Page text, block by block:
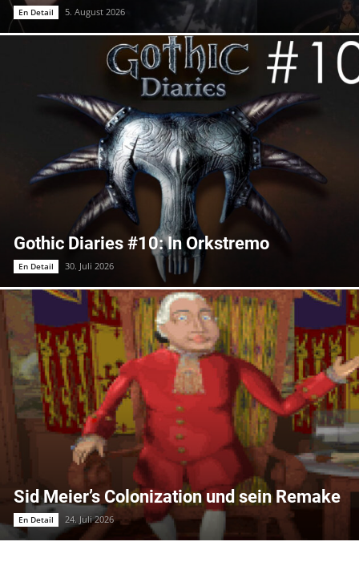
En Detail 5. August 2026
Gothic Diaries #10: In Orkstremo
En Detail 30. Juli 2026
Sid Meier’s Colonization und sein Remake
En Detail 24. Juli 2026